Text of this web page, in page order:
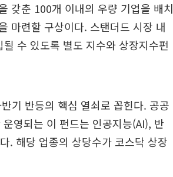
갖춘 100개 이내의 우량 기업을 배치
마련할 구상이다. 스탠더드 시장 내
수 있도록 별도 지수와 상장지수펀
기 반등의 핵심 열쇠로 꼽힌다. 공공
영되는 이 펀드는 인공지능(AI), 반
. 해당 업종의 상당수가 코스닥 상장